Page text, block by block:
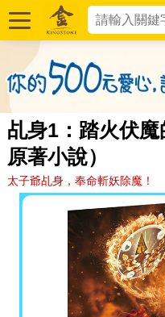
乩身1：踏火伏
原著小說）
太子爺乩身，奉命斬妖除魔！